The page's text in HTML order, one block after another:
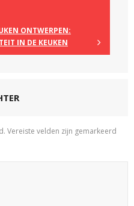
ONTWERPEN:
IN DE KEUKEN
Vereiste velden zijn gemarkeerd